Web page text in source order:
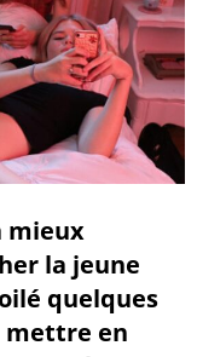
mieux
la jeune
quelques
mettre en